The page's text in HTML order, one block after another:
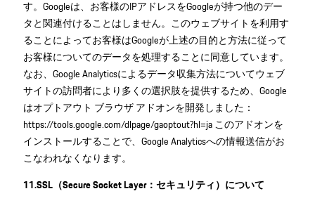
す。Googleは、お客様のIPアドレスをGoogleが持つ他のデー
タと関連付けることはしません。このウェブサイトを利用す
ることによってお客様はGoogleが上述の目的と方法に従って
お客様についてのデータを処理することに同意しています。
なお、Google Analyticsによるデータ収集方法についてウェブ
サイトの訪問者により多くの選択肢を提供するため、Google
はオプトアウト ブラウザ アドオンを開発しました：
https://tools.google.com/dlpage/gaoptout?hl=ja このアドオンを
インストールすることで、Google Analyticsへの情報送信がお
こなわれなくなります。
11.SSL（Secure Socket Layer：セキュリティ）について